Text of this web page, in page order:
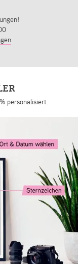
personalisiert.